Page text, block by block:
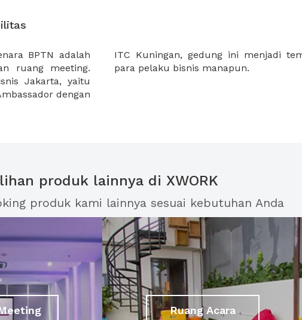
BPTN adalah
ruang meeting.
Jakarta, yaitu
dengan
strategis bagi
para pelaku bisnis manapun.
produk lainnya di XWORK
produk kami lainnya sesuai kebutuhan Anda
Ruang Acara